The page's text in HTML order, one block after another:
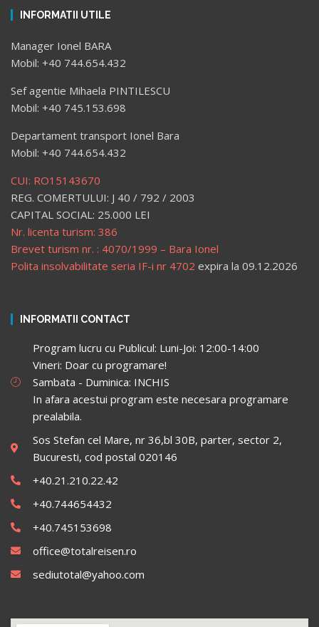
INFORMATII UTILE
Manager Ionel BARA
Mobil: +40 744.654.432
Sef agentie Mihaela PINTILESCU
Mobil: +40 745.153.698
Departament transport Ionel Bara
Mobil: +40 744.654.432
CUI: RO15143670
REG. COMERTULUI: J 40 / 792 / 2003
CAPITAL SOCIAL: 25.000 LEI
Nr. licenta turism: 386
Brevet turism nr. : 4070/1999 – Bara Ionel
Polita insolvabilitate seria IF-i nr 4702 expira la 09.12.2026
INFORMATII CONTACT
Program lucru cu Publicul: Luni-Joi: 12:00-14:00
Vineri: Doar cu programare!
Sambata - Duminica: INCHIS
In afara acestui program este necesara programare
prealabila.
Sos Stefan cel Mare, nr 36,bl 30B, parter, sector 2,
Bucuresti, cod postal 020146
+40.21.210.22.42
+40.744654432
+40.745153698
office@totalreisen.ro
sediutotal@yahoo.com